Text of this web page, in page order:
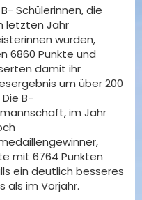
Schülerinnen, die
letzten Jahr
wurden,
6860 Punkte und
damit ihr
um über 200
B-
im Jahr
mit 6764 Punkten
ein deutlich besseres
als im Vorjahr.